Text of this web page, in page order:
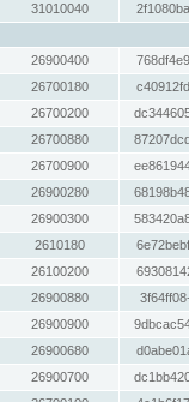
31010040
26900400
26700180
26700200
26700880
26700900
26900280
26900300
2610180
26100200
26900880
26900900
26900680
26900700